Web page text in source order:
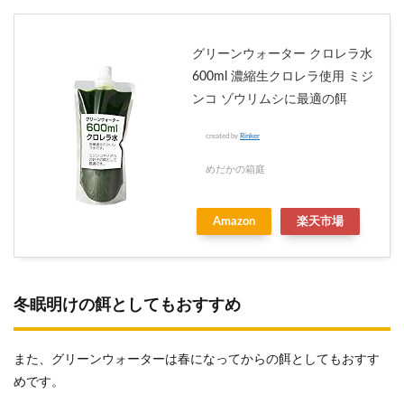
グリーンウォーター クロレラ水
600ml 濃縮生クロレラ使用 ミジ
ンコ ゾウリムシに最適の餌
created by Rinker
めだかの箱庭
Amazon 楽天市場
冬眠明けの餌としてもおすすめ
また、グリーンウォーターは春になってからの餌としてもおすす
めです。